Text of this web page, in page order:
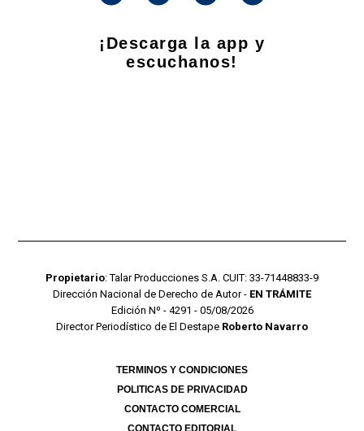
¡Descarga la app y
escuchanos!
Propietario: Talar Producciones S.A. CUIT: 33-71448833-9
Dirección Nacional de Derecho de Autor - EN TRÁMITE
Edición Nº - 4291 - 05/08/2026
Director Periodístico de El Destape Roberto Navarro
TERMINOS Y CONDICIONES
POLITICAS DE PRIVACIDAD
CONTACTO COMERCIAL
CONTACTO EDITORIAL